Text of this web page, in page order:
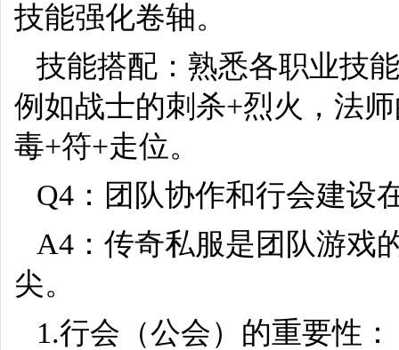
技能强化卷轴。
技能搭配：熟悉各职业技
例如战士的刺杀+烈火，法
毒+符+走位。
Q4：团队协作和行会建设
A4：传奇私服是团队游戏
尖。
1.行会（公会）的重要性：